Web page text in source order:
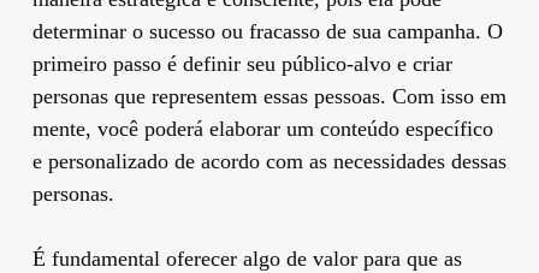
determinar o sucesso ou fracasso de sua campanha. O
primeiro passo é definir seu público-alvo e criar
personas que representem essas pessoas. Com isso em
mente, você poderá elaborar um conteúdo específico
e personalizado de acordo com as necessidades dessas
personas.
É fundamental oferecer algo de valor para que as